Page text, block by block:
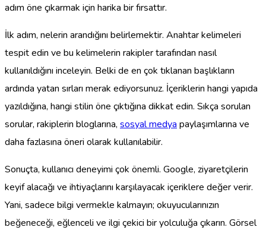
adım öne çıkarmak için harika bir fırsattır.
İlk adım, nelerin arandığını belirlemektir. Anahtar kelimeleri
tespit edin ve bu kelimelerin rakipler tarafından nasıl
kullanıldığını inceleyin. Belki de en çok tıklanan başlıkların
ardında yatan sırları merak ediyorsunuz. İçeriklerin hangi yapıda
yazıldığına, hangi stilin öne çıktığına dikkat edin. Sıkça sorulan
sorular, rakiplerin bloglarına, sosyal medya paylaşımlarına ve
daha fazlasına öneri olarak kullanılabilir.
Sonuçta, kullanıcı deneyimi çok önemli. Google, ziyaretçilerin
keyif alacağı ve ihtiyaçlarını karşılayacak içeriklere değer verir.
Yani, sadece bilgi vermekle kalmayın; okuyucularınızın
beğeneceği, eğlenceli ve ilgi çekici bir yolculuğa çıkarın. Görsel